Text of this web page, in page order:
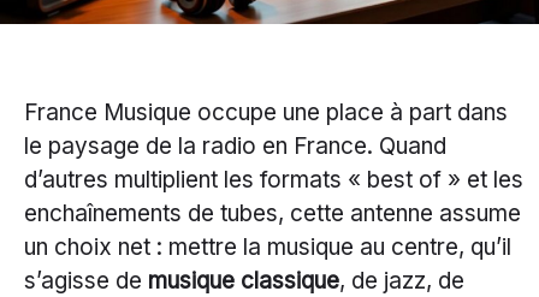
France Musique occupe une place à part dans
le paysage de la radio en France. Quand
d’autres multiplient les formats « best of » et les
enchaînements de tubes, cette antenne assume
un choix net : mettre la musique au centre, qu’il
s’agisse de musique classique, de jazz, de